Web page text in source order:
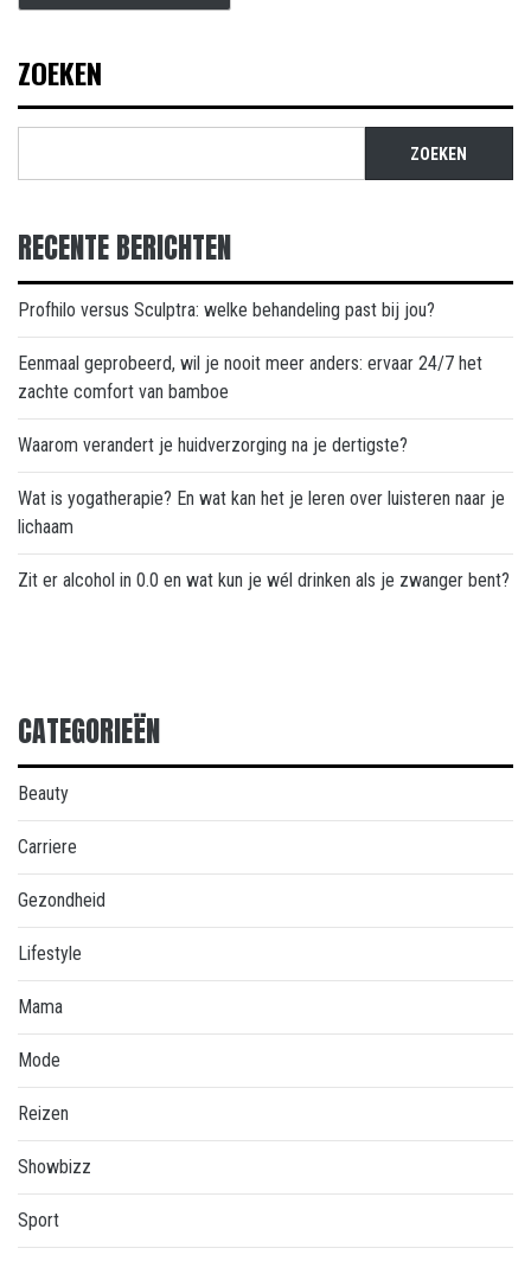
ZOEKEN
ZOEKEN
RECENTE BERICHTEN
Profhilo versus Sculptra: welke behandeling past bij jou?
Eenmaal geprobeerd, wil je nooit meer anders: ervaar 24/7 het
zachte comfort van bamboe
Waarom verandert je huidverzorging na je dertigste?
Wat is yogatherapie? En wat kan het je leren over luisteren naar je
lichaam
Zit er alcohol in 0.0 en wat kun je wél drinken als je zwanger bent?
CATEGORIEËN
Beauty
Carriere
Gezondheid
Lifestyle
Mama
Mode
Reizen
Showbizz
Sport